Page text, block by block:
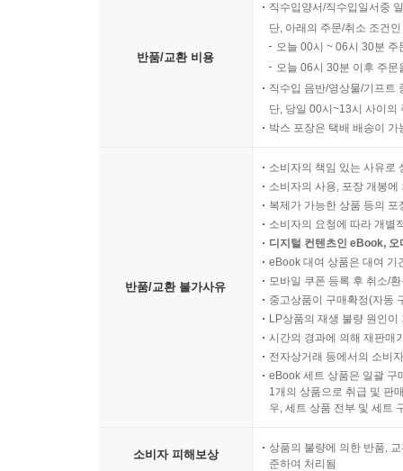
반품/교환 비용
직수입양서/직수입일서중
단, 아래의 주문/취소 조건
오늘 00시 ~ 06시 30분
오늘 06시 30분 이후 주
직수입 음반/영상물/기프트
단, 당일 00시~13시 사이의
박스 포장은 택배 배송이
반품/교환 불가사유
소비자의 책임 있는 사유로
소비자의 사용, 포장 개봉
복제가 가능한 상품 등의
소비자의 요청에 따라 개별
디지털 컨텐츠인 eBook,
eBook 대여 상품은 대여 기
모바일 쿠폰 등록 후 취소/
중고상품이 구매확정(자동
LP상품의 재생 불량 원인
시간의 경과에 의해 재판매
전자상거래 등에서의 소비
eBook 세트 상품은 일괄 구
1개의 상품으로 취급 및 판
우, 세트 상품 전부 및 세트
소비자 피해보상
상품의 불량에 의한 반품,
준하여 처리됨